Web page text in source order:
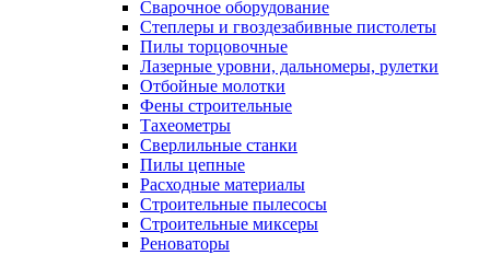
Сварочное оборудование
Степлеры и гвоздезабивные пистолеты
Пилы торцовочные
Лазерные уровни, дальномеры, рулетки
Отбойные молотки
Фены строительные
Тахеометры
Сверлильные станки
Пилы цепные
Расходные материалы
Строительные пылесосы
Строительные миксеры
Реноваторы